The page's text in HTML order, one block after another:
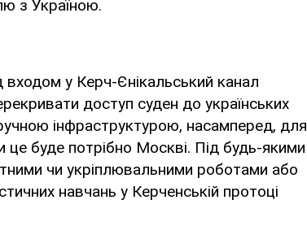
з Україною.
входом у Керч-Єнікальський канал
доступ суден до українських
інфраструктурою, насамперед, для
це буде потрібно Москві. Під будь-якими
чи укріплювальними роботами або
навчань у Керченській протоці